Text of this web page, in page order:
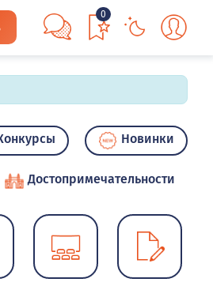
0
Новинки
Достопримечательности